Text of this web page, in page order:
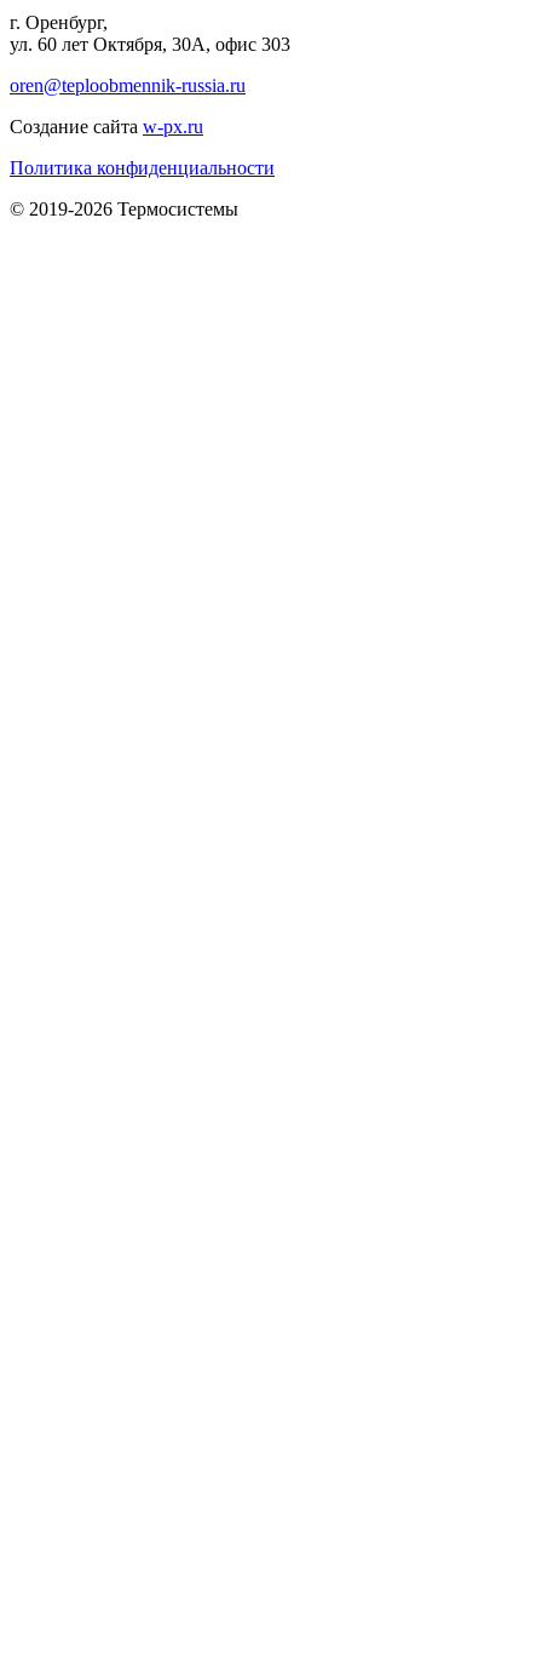
г. Оренбург,
ул. 60 лет Октября, 30А, офис 303
oren@teploobmennik-russia.ru
Создание сайта w-px.ru
Политика конфиденциальности
© 2019-2026 Термосистемы